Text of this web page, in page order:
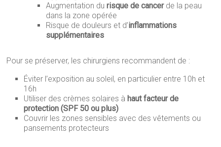
Augmentation durisque de cancerde la peau
dans la zone opérée
Risque de douleurs et d’inflammations
supplémentaires
Pour se préserver, les chirurgiens recommandent de :
Éviter l’exposition au soleil, en particulier entre 10h et
16h
Utiliser des crèmes solaires à haut facteur de
protection (SPF 50 ou plus)
Couvrir les zones sensibles avec des vêtements ou
pansements protecteurs